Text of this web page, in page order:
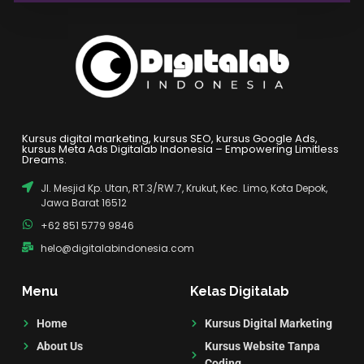
Kursus digital marketing, kursus SEO, kursus Google Ads,
kursus Meta Ads Digitalab Indonesia – Empowering Limitless
Dreams.
Jl. Mesjid Kp. Utan, RT.3/RW.7, Krukut, Kec. Limo, Kota Depok,
Jawa Barat 16512
+62 851 5779 9846
helo@digitalabindonesia.com
Menu
Home
About Us
Kelas Digitalab
Kursus Digital Marketing
Kursus Website Tanpa